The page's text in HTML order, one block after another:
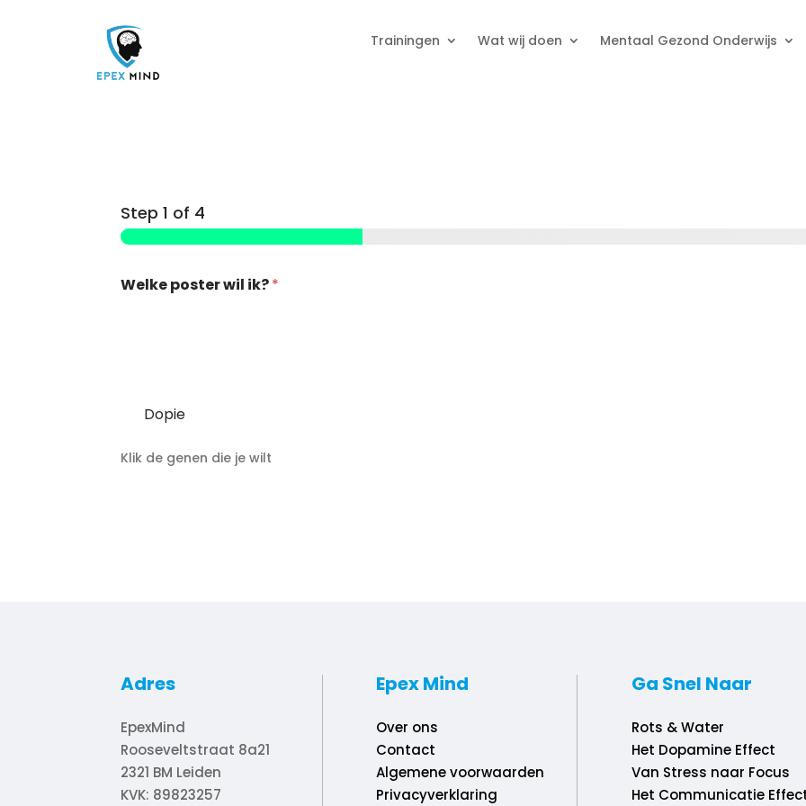
Trainingen Wat wij doen Mentaal Gezond Onderwijs
Step1 of 4
Welke poster wil ik?*
Dopie
Klik de genen die je wilt
Adres
EpexMind
Rooseveltstraat 8a21
2321 BM Leiden
KVK: 89823257
Epex Mind
Over ons
Contact
Algemene voorwaarden
Privacyverklaring
Ga Snel Naar
Rots & Water
Het Dopamine Effect
Van Stress naar Focus
Het Communicatie